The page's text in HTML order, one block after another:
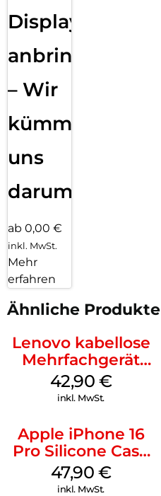
Displayfolie
anbringen
– Wir
kümmern
uns
darum!
ab 0,00 €
inkl. MwSt.
Mehr
erfahren
Ähnliche Produkte
Lenovo kabellose
Mehrfachgerät
Luna Grey
42,90 €
inkl. MwSt.
Apple iPhone 16
Pro Silicone Case
MagSafe Denim
47,90 €
inkl. MwSt.